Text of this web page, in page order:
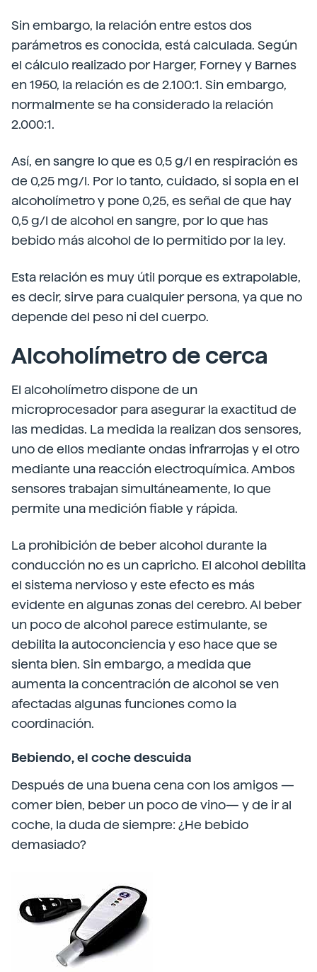
Sin embargo, la relación entre estos dos
parámetros es conocida, está calculada. Según
el cálculo realizado por Harger, Forney y Barnes
en 1950, la relación es de 2.100:1. Sin embargo,
normalmente se ha considerado la relación
2.000:1.
Así, en sangre lo que es 0,5 g/l en respiración es
de 0,25 mg/l. Por lo tanto, cuidado, si sopla en el
alcoholímetro y pone 0,25, es señal de que hay
0,5 g/l de alcohol en sangre, por lo que has
bebido más alcohol de lo permitido por la ley.
Esta relación es muy útil porque es extrapolable,
es decir, sirve para cualquier persona, ya que no
depende del peso ni del cuerpo.
Alcoholímetro de cerca
El alcoholímetro dispone de un
microprocesador para asegurar la exactitud de
las medidas. La medida la realizan dos sensores,
uno de ellos mediante ondas infrarrojas y el otro
mediante una reacción electroquímica. Ambos
sensores trabajan simultáneamente, lo que
permite una medición fiable y rápida.
La prohibición de beber alcohol durante la
conducción no es un capricho. El alcohol debilita
el sistema nervioso y este efecto es más
evidente en algunas zonas del cerebro. Al beber
un poco de alcohol parece estimulante, se
debilita la autoconciencia y eso hace que se
sienta bien. Sin embargo, a medida que
aumenta la concentración de alcohol se ven
afectadas algunas funciones como la
coordinación.
Bebiendo, el coche descuida
Después de una buena cena con los amigos —
comer bien, beber un poco de vino— y de ir al
coche, la duda de siempre: ¿He bebido
demasiado?